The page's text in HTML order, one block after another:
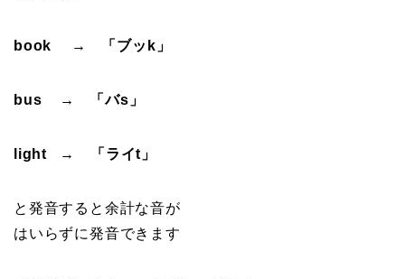
book → 「ブッk」
bus → 「バs」
light → 「ライt」
と発音すると余計な音が
はいらずに発音できます